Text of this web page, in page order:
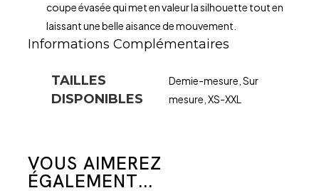
coupe évasée qui met en valeur la silhouette tout en
laissant une belle aisance de mouvement.
Informations Complémentaires
TAILLES
DISPONIBLES
Demie-mesure, Sur
mesure, XS-XXL
VOUS AIMEREZ
ÉGALEMENT...